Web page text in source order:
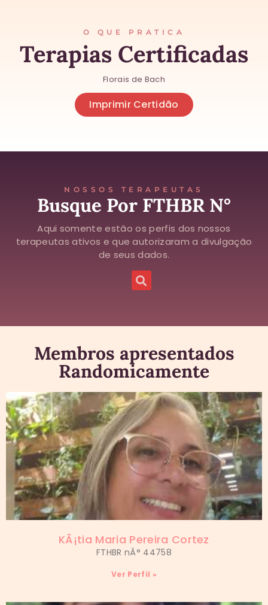
O QUE PRATICA
Terapias Certificadas
Florais de Bach
Imprimir Certidão
NOSSOS TERAPEUTAS
Busque Por FTHBR N°
Aqui somente estão os perfis dos nossos
terapeutas ativos e que autorizaram a divulgação
de seus dados.
Membros apresentados
Randomicamente
KÃ¡tia Maria Pereira Cortez
FTHBR nÂ° 44758
Ver Perfil »